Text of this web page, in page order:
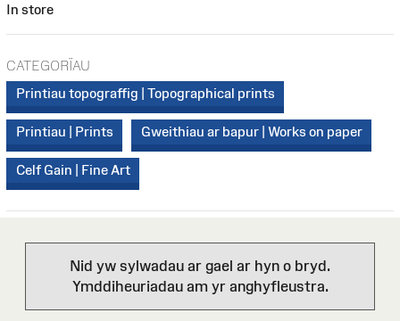
In store
CATEGORÏAU
Printiau topograffig | Topographical prints
Printiau | Prints Gweithiau ar bapur | Works on paper
Celf Gain | Fine Art
Nid yw sylwadau ar gael ar hyn o bryd.
Ymddiheuriadau am yr anghyfleustra.